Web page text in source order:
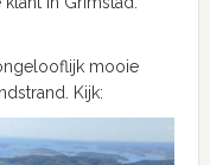
mooie
Kijk: